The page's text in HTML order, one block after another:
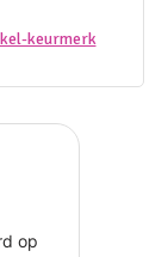
keurmerk